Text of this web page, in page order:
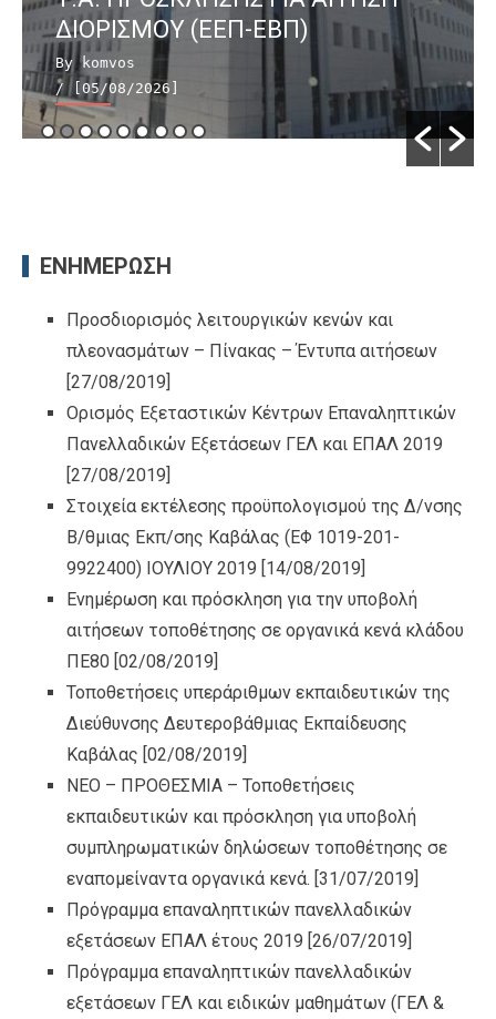
ΔΙΟΡΙΣΜΟΥ (ΕΕΠ-ΕΒΠ)
By komvos
/ [05/08/2026]
ΕΝΗΜΕΡΩΣΗ
Προσδιορισμός λειτουργικών κενών και
πλεονασμάτων – Πίνακας – Έντυπα αιτήσεων
[27/08/2019]
Ορισμός Εξεταστικών Κέντρων Επαναληπτικών
Πανελλαδικών Εξετάσεων ΓΕΛ και ΕΠΑΛ 2019
[27/08/2019]
Στοιχεία εκτέλεσης προϋπολογισμού της Δ/νσης
Β/θμιας Εκπ/σης Καβάλας (ΕΦ 1019-201-
9922400) ΙΟΥΛIOY 2019 [14/08/2019]
Ενημέρωση και πρόσκληση για την υποβολή
αιτήσεων τοποθέτησης σε οργανικά κενά κλάδου
ΠΕ80 [02/08/2019]
Τοποθετήσεις υπεράριθμων εκπαιδευτικών της
Διεύθυνσης Δευτεροβάθμιας Εκπαίδευσης
Καβάλας [02/08/2019]
ΝΕΟ – ΠΡΟΘΕΣΜΙΑ – Τοποθετήσεις
εκπαιδευτικών και πρόσκληση για υποβολή
συμπληρωματικών δηλώσεων τοποθέτησης σε
εναπομείναντα οργανικά κενά. [31/07/2019]
Πρόγραμμα επαναληπτικών πανελλαδικών
εξετάσεων ΕΠΑΛ έτους 2019 [26/07/2019]
Πρόγραμμα επαναληπτικών πανελλαδικών
εξετάσεων ΓΕΛ και ειδικών μαθημάτων (ΓΕΛ &